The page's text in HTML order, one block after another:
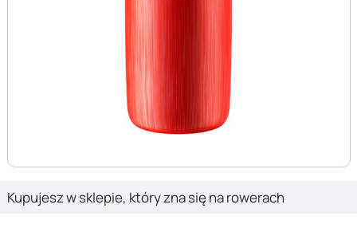
Kupujesz w sklepie, który zna się na rowerach